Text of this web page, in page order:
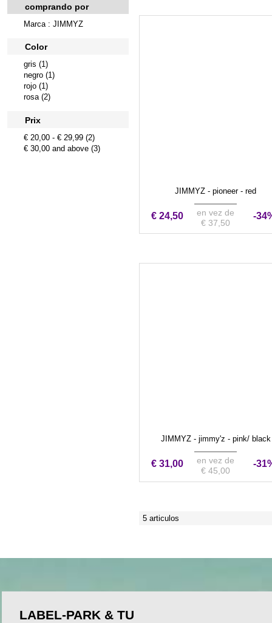
comprando por
Marca : JIMMYZ
Color
gris (1)
negro (1)
rojo (1)
rosa (2)
Prix
€ 20,00 -€ 29,99 (2)
€ 30,00 and above (3)
JIMMYZ - pioneer - red
€ 24,50
en vez de
€ 37,50
-
JIMMYZ - jimmy'z - pink/ black
€ 31,00
en vez de
€ 45,00
-
5 articulos
LABEL-PARK & TU